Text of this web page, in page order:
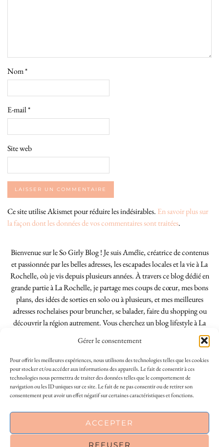
Gérer le consentement
Pour offrir les meilleures expériences, nous utilisons des technologies telles que les cookies
pour stocker et/ou accéder aux informations des appareils. Le fait de consentir à ces
technologies nous permettra de traiter des données telles que le comportement de
navigation ou les ID uniques sur ce site. Le fait de ne pas consentir ou de retirer son
consentement peut avoir un effet négatif sur certaines caractéristiques et fonctions.
ACCEPTER
REFUSER
Nom*
E-mail*
Site web
Ce site utilise Akismet pour réduire les indésirables. En savoir plus sur
la façon dont les données de vos commentaires sont traitées.
Bienvenue sur le So Girly Blog ! Je suis Amélie, créatrice de contenus
et passionnée par les belles adresses, les escapades locales et la vie à La
Rochelle, où je vis depuis plusieurs années. À travers ce blog dédié en
grande partie à La Rochelle, je partage mes coups de cœur, mes bons
plans, des idées de sorties en solo ou à plusieurs, et mes meilleures
adresses rochelaises pour bruncher, se balader, faire du shopping ou
découvrir la région autrement. Vous cherchez un blog lifestyle à La
Rochelle, tenu par une locale ? Vous êtes au bon endroit. Que vous
soyez Rochelais·e ou de passage dans notre belle ville, j’espère que mes
articles vous aideront à profiter de La Rochelle comme un·e vrai·e
initié·e. !